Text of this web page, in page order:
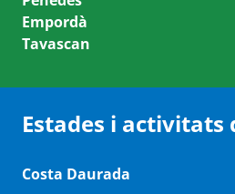
Empordà
Tavascan
Estades i activitats
Costa Daurada